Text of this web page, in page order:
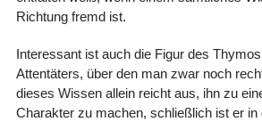
Richtung fremd ist.
Interessant ist auch die Figur des
Attentäters, über den man zwar noch
dieses Wissen allein reicht aus, ihn zu
Charakter zu machen, schließlich ist er in